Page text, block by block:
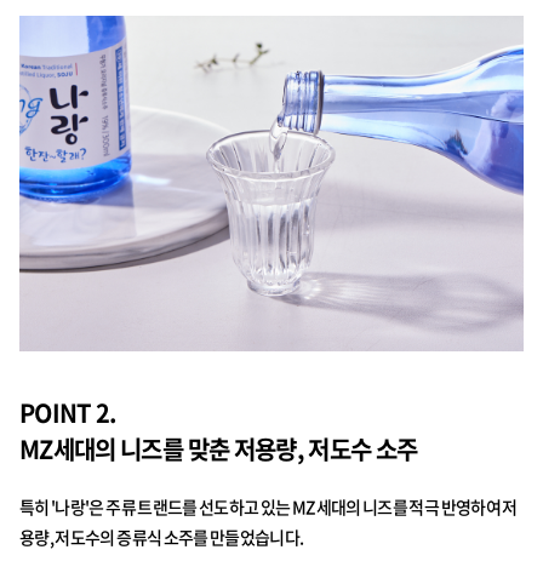
POINT 2.
MZ세대의 니즈를 맞춘 저용량, 저도수 소주
특히 '나랑'은 주류 트랜드를 선도하고 있는 MZ세대의 니즈를 적극 반영하여 저
용량, 저도수의 증류식 소주를 만들었습니다.